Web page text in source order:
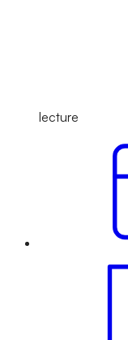
lecture